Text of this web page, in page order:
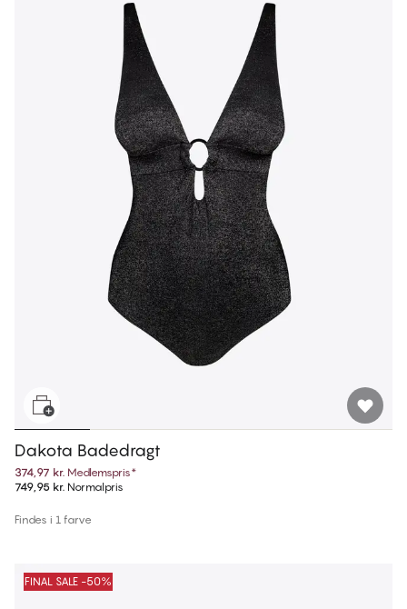
Dakota Badedragt
374,97 kr. Medlemspris*
749,95 kr. Normalpris
Findes i 1 farve
FINAL SALE -50%